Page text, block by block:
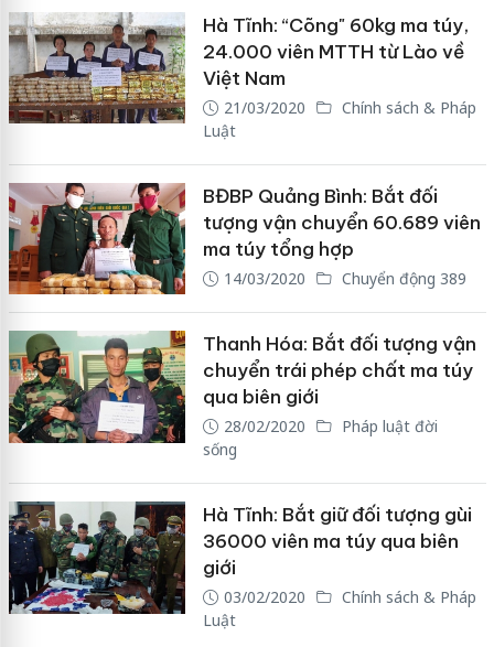
Hà Tĩnh: “Cõng" 60kg ma túy,
24.000 viên MTTH từ Lào về
Việt Nam
21/03/2020
Chính sách & Pháp
Luật
BĐBP Quảng Bình: Bắt đối
tượng vận chuyển 60.689 viên
ma túy tổng hợp
14/03/2020 Chuyển động 389
Thanh Hóa: Bắt đối tượng vận
chuyển trái phép chất ma túy
qua biên giới
28/02/2020
Pháp luật đời
sống
Hà Tĩnh: Bắt giữ đối tượng gùi
36000 viên ma túy qua biên
giới
03/02/2020
Chính sách & Pháp
Luật